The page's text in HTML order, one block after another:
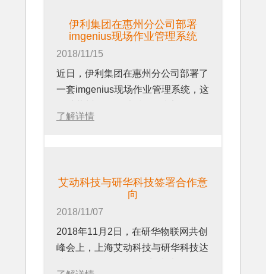
伊利集团在惠州分公司部署
imgenius现场作业管理系统
2018/11/15
近日，伊利集团在惠州分公司部署了
一套imgenius现场作业管理系统，这
二个工厂。
了解详情
艾动科技与研华科技签署合作意
向
2018/11/07
2018年11月2日，在研华物联网共创
峰会上，上海艾动科技与研华科技达